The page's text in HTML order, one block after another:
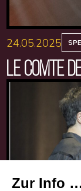
24.05.2025
LE COMTE